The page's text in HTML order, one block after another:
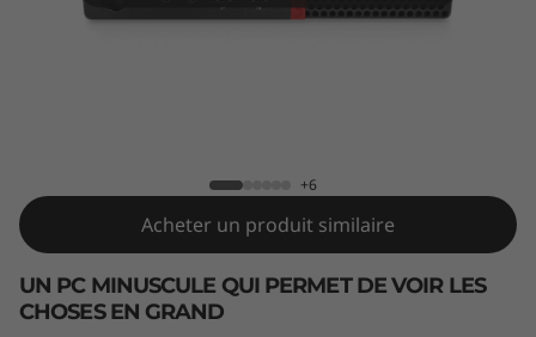
n
y
+6
Acheter un produit similaire
UN PC MINUSCULE QUI PERMET DE VOIR LES
CHOSES EN GRAND